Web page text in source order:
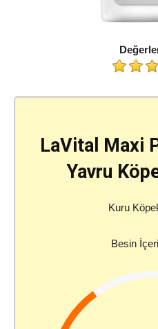
LaVital Maxi
Yavru
Kuru
Besin